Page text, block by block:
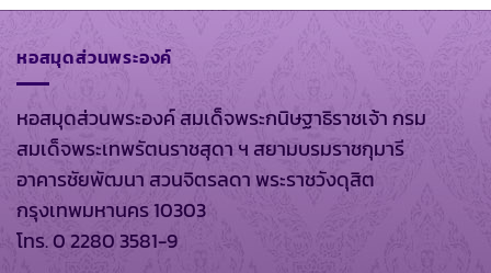
หอสมุดส่วนพระองค์
หอสมุดส่วนพระองค์ สมเด็จพระกนิษฐาธิราชเจ้า กรม
สมเด็จพระเทพรัตนราชสุดา ฯ สยามบรมราชกุมารี
อาคารชัยพัฒนา สวนจิตรลดา พระราชวังดุสิต
กรุงเทพมหานคร 10303
โทร. 0 2280 3581-9